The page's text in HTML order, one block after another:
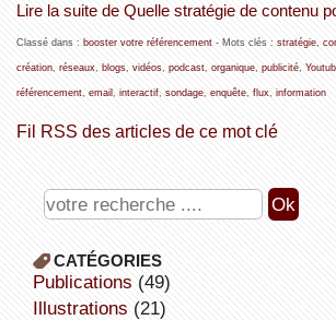
Lire la suite de Quelle stratégie de contenu
Classé dans : booster votre référencement- Mots clés : stratégie,
création, réseaux, blogs, vidéos, podcast, organique, publicité,
référencement, email interactif, sondage, enquête, flux information
Fil RSS des articles de ce mot clé
CATÉGORIES
publications (49)
illustrations (21)